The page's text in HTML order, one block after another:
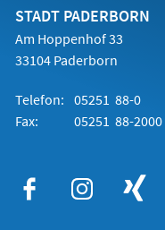
STADT PADERBORN
Am Hoppenhof 33
33104 Paderborn
Telefon: 05251 88-0
Fax:
05251 88-2000